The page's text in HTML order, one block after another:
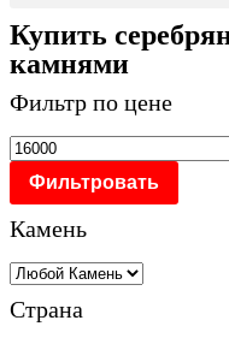
Купить
камнями
Фильтр по цене
Фильтровать
Камень
Страна